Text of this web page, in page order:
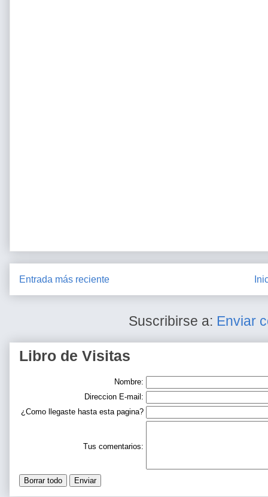
Entrada más reciente
Suscribirse a: Enviar
Libro de Visitas
Nombre:
Direccion E-mail:
¿Como llegaste hasta esta pagina?
Tus comentarios: